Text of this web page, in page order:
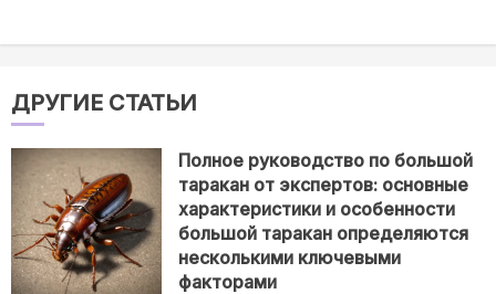
ДРУГИЕ СТАТЬИ
Полное руководство по большой
таракан от экспертов: основные
характеристики и особенности
большой таракан определяются
несколькими ключевыми
факторами